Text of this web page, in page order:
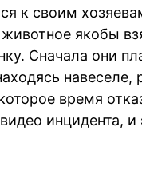
к своим
якобы
Сначала они
навеселе,
время
инцидента,